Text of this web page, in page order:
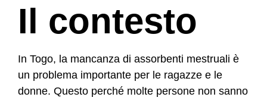
Il contesto
In Togo, la mancanza di assorbenti mestruali è
un problema importante per le ragazze e le
donne. Questo perché molte persone non sanno